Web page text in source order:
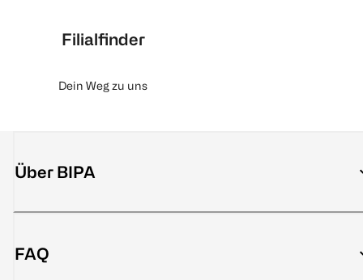
Filialfinder
Dein Weg zu uns
Über BIPA
FAQ